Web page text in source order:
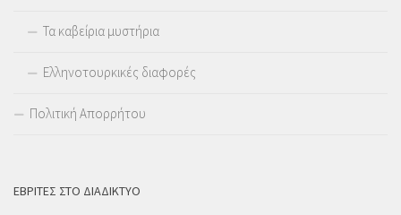
Τα καβείρια μυστήρια
Ελληνοτουρκικές διαφορές
Πολιτική Απορρήτου
ΕΒΡΊΤΕΣ ΣΤΟ ΔΙΑΔΊΚΤΥΟ